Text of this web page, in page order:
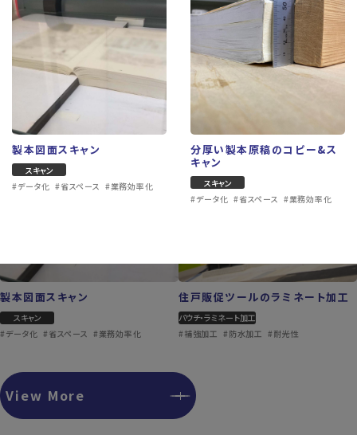
ショップカード・ポイントカード
その他
#オーダーメイド #販促ツール
屋外用小型プレート
プレート作成
#小型看板 #案内板
製本図面スキャン
スキャン
#データ化 #省スペース #業務効率化
住戸販促ツールのラミネート加工
パウチ・ラミネート加工
#補強加工 #防水加工 #耐光性
View More
製本図面スキャン
スキャン
#データ化 #省スペース #業務効率化
分厚い製本原稿のコピー&ス
キャン
スキャン
#データ化 #省スペース #業務効率化